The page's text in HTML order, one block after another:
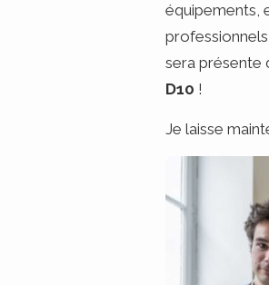
équipements,
sera présente
D10 !
Je laisse